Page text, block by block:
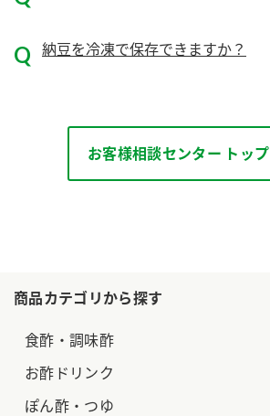
商品カテゴリから探す
食酢・調味酢
お酢ドリンク
ぽん酢・つゆ
納豆を冷凍で保存できますか？
お客様相談センター トップ